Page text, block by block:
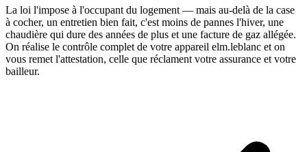
La loi l'impose à l'occupant du logement — mais au-delà de la case
à cocher, un entretien bien fait, c'est moins de pannes l'hiver, une
chaudière qui dure des années de plus et une facture de gaz allégée.
On réalise le contrôle complet de votre appareil elm.leblanc et on
vous remet l'attestation, celle que réclament votre assurance et votre
bailleur.